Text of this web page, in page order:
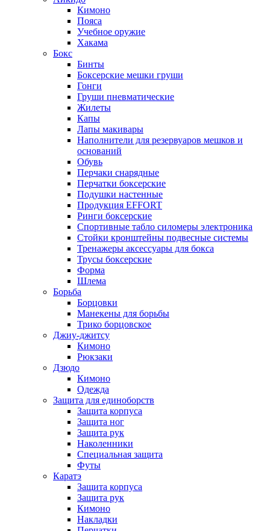
Кимоно
Пояса
Учебное оружие
Хакама
Бокс
Бинты
Боксерские мешки груши
Гонги
Груши пневматические
Жилеты
Капы
Лапы макивары
Наполнители для резервуаров мешков и
оснований
Обувь
Перчаки снарядные
Перчатки боксерские
Подушки настенные
Продукция EFFORT
Ринги боксерские
Спортивные табло силомеры электроника
Стойки кронштейны подвесные системы
Тренажеры аксессуары для бокса
Трусы боксерские
Форма
Шлема
Борьба
Борцовки
Манекены для борьбы
Трико борцовское
Джиу-джитсу
Кимоно
Рюкзаки
Дзюдо
Кимоно
Одежда
Защита для единоборств
Защита корпуса
Защита ног
Защита рук
Наколенники
Специальная защита
Футы
Каратэ
Защита корпуса
Защита рук
Кимоно
Накладки